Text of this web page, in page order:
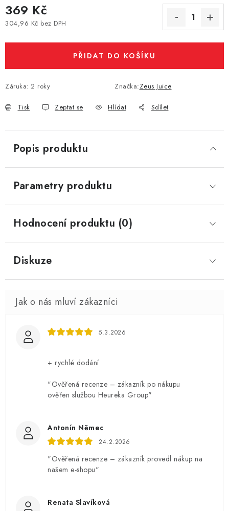
369 Kč
304,96 Kč bez DPH
PŘIDAT DO KOŠÍKU
Záruka: 2 roky Značka:Zeus Juice
Tisk Zeptat se Hlídat Sdílet
Popis produktu
Parametry produktu
Hodnocení produktu (0)
Diskuze
5.3.2026
+ rychlé dodání
"Ověřená recenze – zákazník po nákupu
ověřen službou Heureka Group"
Antonín Němec
24.2.2026
"Ověřená recenze – zákazník provedl nákup na
našem e-shopu"
Renata Slavíková